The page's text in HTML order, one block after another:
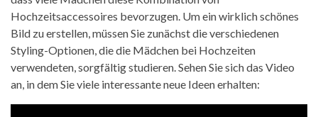
Hochzeitsaccessoires bevorzugen. Um ein wirklich schönes
Bild zu erstellen, müssen Sie zunächst die verschiedenen
Styling-Optionen, die die Mädchen bei Hochzeiten
verwendeten, sorgfältig studieren. Sehen Sie sich das Video
an, in dem Sie viele interessante neue Ideen erhalten: